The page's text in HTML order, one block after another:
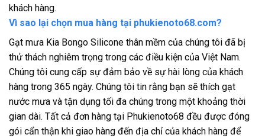
khách hàng.
Vì sao lại chọn mua hàng tại phukienoto68.com?
Gạt mưa Kia Bongo Silicone thân mềm của chúng tôi đã bị
thử thách nghiêm trọng trong các điều kiện của Việt Nam.
Chúng tôi cung cấp sự đảm bảo về sự hài lòng của khách
hàng trong 365 ngày. Chúng tôi tin rằng bạn sẽ thích gạt
nước mưa và tận dụng tối đa chúng trong một khoảng thời
gian dài. Tất cả đơn hàng tại Phukienoto68 đều được đóng
gói cẩn thận khi giao hàng đến địa chỉ của khách hàng để